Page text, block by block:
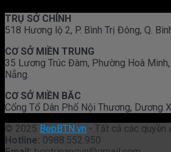
TRỤ SỞ CHÍNH
518 Hương lộ 2, P. Bình Trị Đông, Q.
CƠ SỞ MIỀN TRUNG
35 Lương Trúc Đàm, Phường Hoà
Nẵng.
CƠ SỞ MIỀN BĂC
Cổng Tổ Dân Phố Nội Thương, Dương
© 2025 BepBTN.vn - Tất cả các quyền
Hotline: 0988.552.950